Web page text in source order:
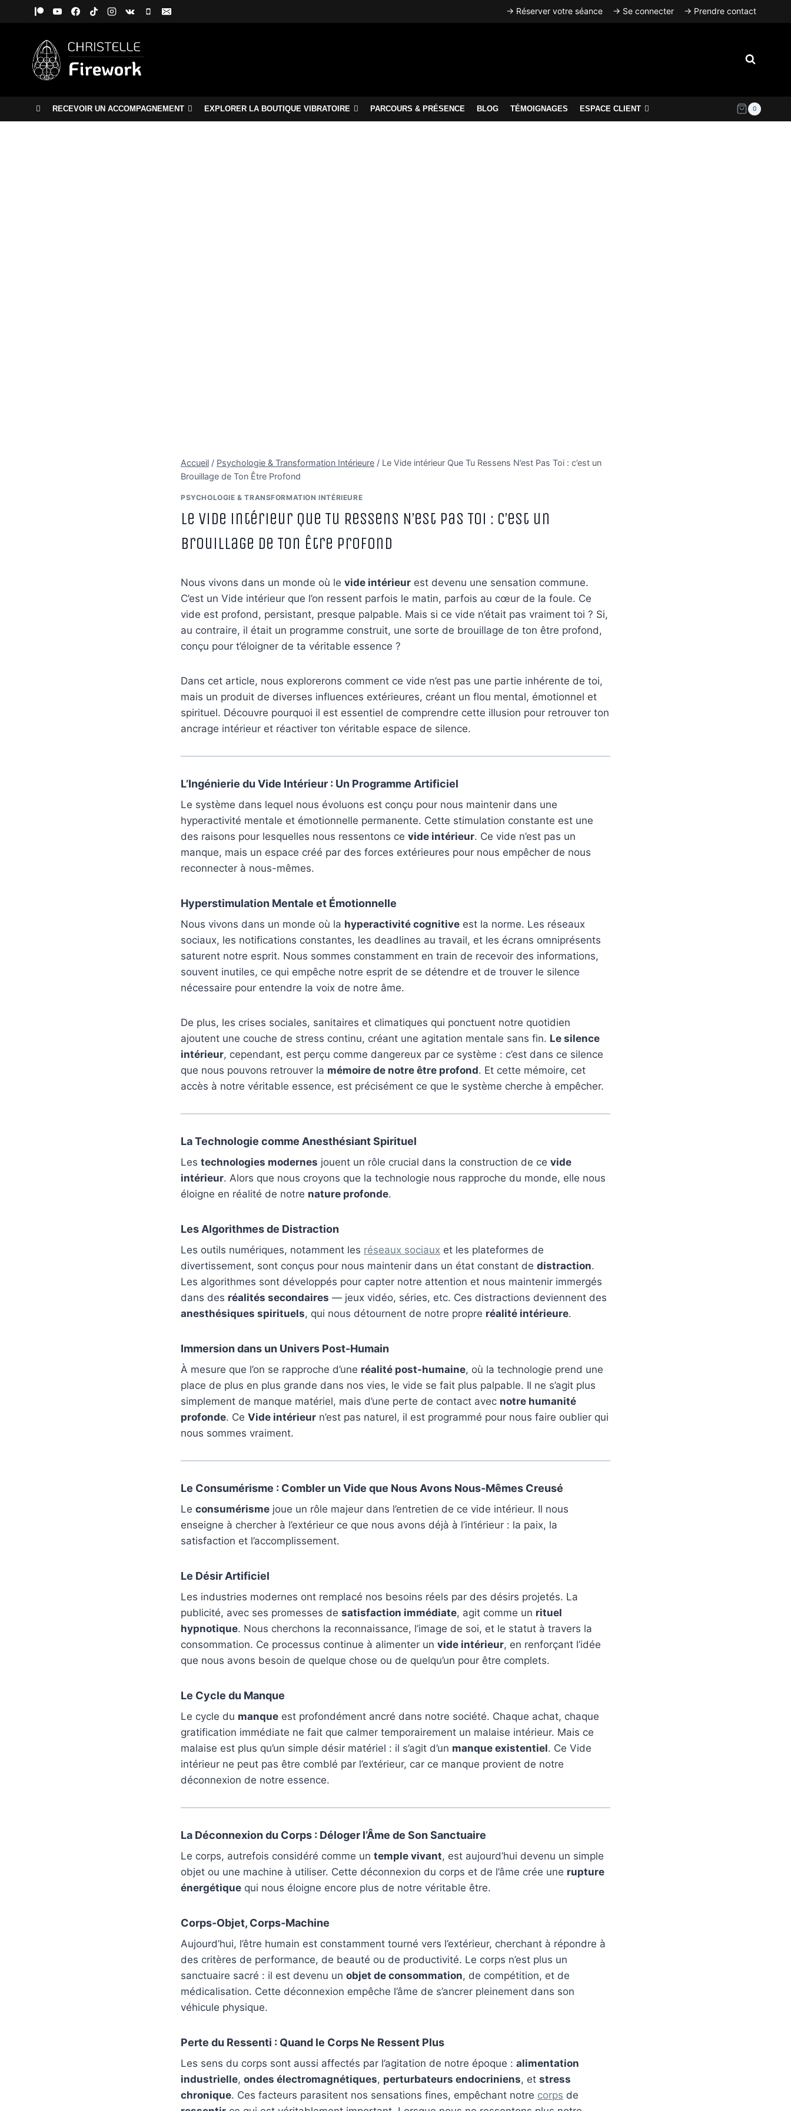
→ Réserver votre séance → Se connecter → Prendre contact
RECEVOIR UN ACCOMPAGNEMENT EXPLORER LA BOUTIQUE VIBRATOIRE PARCOURS & PRÉSENCE BLOG TÉMOIGNAGES ESPACE CLIENT 0
Accueil / Psychologie & Transformation Intérieure / Le Vide intérieur Que Tu Ressens N’est Pas Toi : c’est un
Brouillage de Ton Être Profond
PSYCHOLOGIE & TRANSFORMATION INTÉRIEURE
Le Vide intérieur Que Tu Ressens N’est Pas Toi : c’est un
Brouillage de Ton Être Profond
Nous vivons dans un monde où le vide intérieur est devenu une sensation commune.
C’est un Vide intérieur que l’on ressent parfois le matin, parfois au cœur de la foule. Ce
vide est profond, persistant, presque palpable. Mais si ce vide n’était pas vraiment toi ? Si,
au contraire, il était un programme construit, une sorte de brouillage de ton être profond,
conçu pour t’éloigner de ta véritable essence ?
Dans cet article, nous explorerons comment ce vide n’est pas une partie inhérente de toi,
mais un produit de diverses influences extérieures, créant un flou mental, émotionnel et
spirituel. Découvre pourquoi il est essentiel de comprendre cette illusion pour retrouver ton
ancrage intérieur et réactiver ton véritable espace de silence.
L’Ingénierie du Vide Intérieur : Un Programme Artificiel
Le système dans lequel nous évoluons est conçu pour nous maintenir dans une
hyperactivité mentale et émotionnelle permanente. Cette stimulation constante est une
des raisons pour lesquelles nous ressentons ce vide intérieur. Ce vide n’est pas un
manque, mais un espace créé par des forces extérieures pour nous empêcher de nous
reconnecter à nous-mêmes.
Hyperstimulation Mentale et Émotionnelle
Nous vivons dans un monde où la hyperactivité cognitive est la norme. Les réseaux
sociaux, les notifications constantes, les deadlines au travail, et les écrans omniprésents
saturent notre esprit. Nous sommes constamment en train de recevoir des informations,
souvent inutiles, ce qui empêche notre esprit de se détendre et de trouver le silence
nécessaire pour entendre la voix de notre âme.
De plus, les crises sociales, sanitaires et climatiques qui ponctuent notre quotidien
ajoutent une couche de stress continu, créant une agitation mentale sans fin. Le silence
intérieur, cependant, est perçu comme dangereux par ce système : c’est dans ce silence
que nous pouvons retrouver la mémoire de notre être profond. Et cette mémoire, cet
accès à notre véritable essence, est précisément ce que le système cherche à empêcher.
La Technologie comme Anesthésiant Spirituel
Les technologies modernes jouent un rôle crucial dans la construction de ce vide
intérieur. Alors que nous croyons que la technologie nous rapproche du monde, elle nous
éloigne en réalité de notre nature profonde.
Les Algorithmes de Distraction
Les outils numériques, notamment les réseaux sociaux et les plateformes de
divertissement, sont conçus pour nous maintenir dans un état constant de distraction.
Les algorithmes sont développés pour capter notre attention et nous maintenir immergés
dans des réalités secondaires — jeux vidéo, séries, etc. Ces distractions deviennent des
anesthésiques spirituels, qui nous détournent de notre propre réalité intérieure.
Immersion dans un Univers Post-Humain
À mesure que l’on se rapproche d’une réalité post-humaine, où la technologie prend une
place de plus en plus grande dans nos vies, le vide se fait plus palpable. Il ne s’agit plus
simplement de manque matériel, mais d’une perte de contact avec notre humanité
profonde. Ce Vide intérieur n’est pas naturel, il est programmé pour nous faire oublier qui
nous sommes vraiment.
Le Consumérisme : Combler un Vide que Nous Avons Nous-Mêmes Creusé
Le consumérisme joue un rôle majeur dans l’entretien de ce vide intérieur. Il nous
enseigne à chercher à l’extérieur ce que nous avons déjà à l’intérieur : la paix, la
satisfaction et l’accomplissement.
Le Désir Artificiel
Les industries modernes ont remplacé nos besoins réels par des désirs projetés. La
publicité, avec ses promesses de satisfaction immédiate, agit comme un rituel
hypnotique. Nous cherchons la reconnaissance, l’image de soi, et le statut à travers la
consommation. Ce processus continue à alimenter un vide intérieur, en renforçant l’idée
que nous avons besoin de quelque chose ou de quelqu’un pour être complets.
Le Cycle du Manque
Le cycle du manque est profondément ancré dans notre société. Chaque achat, chaque
gratification immédiate ne fait que calmer temporairement un malaise intérieur. Mais ce
malaise est plus qu’un simple désir matériel : il s’agit d’un manque existentiel. Ce Vide
intérieur ne peut pas être comblé par l’extérieur, car ce manque provient de notre
déconnexion de notre essence.
La Déconnexion du Corps : Déloger l’Âme de Son Sanctuaire
Le corps, autrefois considéré comme un temple vivant, est aujourd’hui devenu un simple
objet ou une machine à utiliser. Cette déconnexion du corps et de l’âme crée une rupture
énergétique qui nous éloigne encore plus de notre véritable être.
Corps-Objet, Corps-Machine
Aujourd’hui, l’être humain est constamment tourné vers l’extérieur, cherchant à répondre à
des critères de performance, de beauté ou de productivité. Le corps n’est plus un
sanctuaire sacré : il est devenu un objet de consommation, de compétition, et de
médicalisation. Cette déconnexion empêche l’âme de s’ancrer pleinement dans son
véhicule physique.
Perte du Ressenti : Quand le Corps Ne Ressent Plus
Les sens du corps sont aussi affectés par l’agitation de notre époque : alimentation
industrielle, ondes électromagnétiques, perturbateurs endocriniens, et stress
chronique. Ces facteurs parasitent nos sensations fines, empêchant notre corps de